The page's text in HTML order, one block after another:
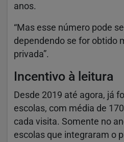
anos.
“Mas esse número pode
dependendo se for obtido
privada”.
Incentivo à leitura
Desde 2019 até agora, já
escolas, com média de
cada visita. Somente no
escolas que integraram o